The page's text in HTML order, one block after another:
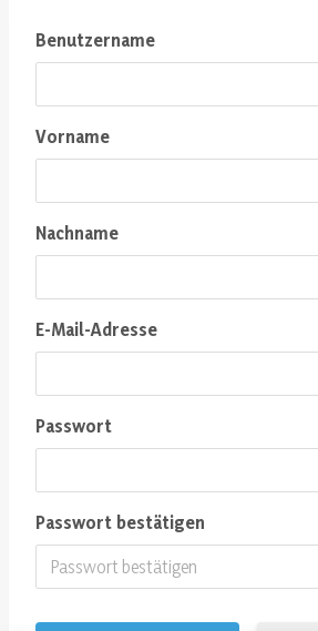
Benutzername
Vorname
Nachname
E-Mail-Adresse
Passwort
Passwort bestätigen